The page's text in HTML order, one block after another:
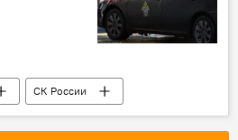
СК России
атака